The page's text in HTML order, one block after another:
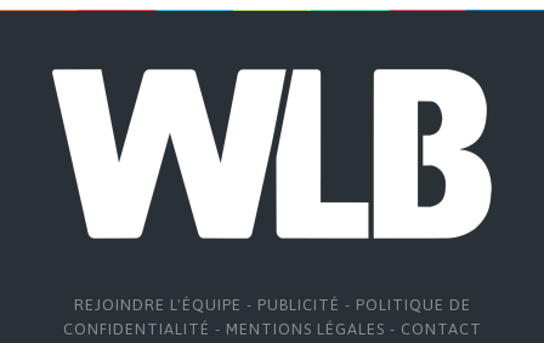
REJOINDRE L'ÉQUIPE - PUBLICITÉ - POLITIQUE DE
CONFIDENTIALITÉ - MENTIONS LÉGALES - CONTACT